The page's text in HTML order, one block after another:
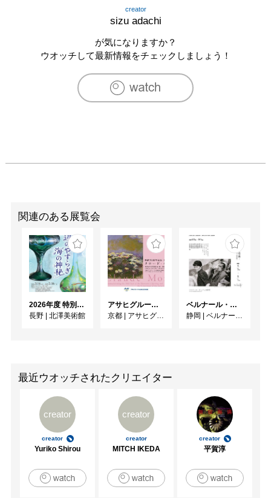
creator
sizu adachi
が気になりますか？
ウオッチして最新情報をチェックしましょう！
関連のある展覧会
2026年度 特別展「ガレとドーム、アール･ヌーヴォーのガラス 水辺のやすらぎ、海の神秘」
長野 | 北澤美術館
アサヒグループ大山崎山荘美術館 開館30周年記念展「没後100年 クロード・モネ」
京都 | アサヒグループ大山崎山荘美術館
ベルナール・ビュフェと写真 ーカメラがとらえたビュフェとその時代、そして21 世紀へ
静岡 | ベルナール・ビュフェ美術館
最近ウオッチされたクリエイター
creator
creator
Yuriko Shirou
creator
creator
MITCH IKEDA
creator
平賀淳